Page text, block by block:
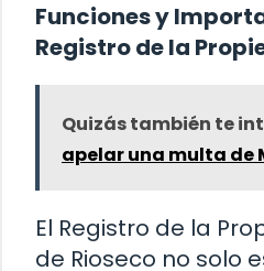
Funciones y
Registro de la
Quizás también te
apelar una multa de
El Registro de la
de Rioseco no solo